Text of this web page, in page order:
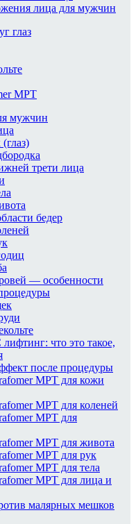
лица для мужчин
глаз
MPT
мужчин
трети лица
бедер
— особенности
что это такое,
после процедуры
MPT для кожи
MPT для коленей
MPT для
MPT для живота
MPT для рук
MPT для тела
MPT для лица и
малярных мешков